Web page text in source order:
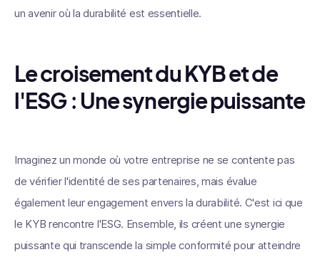
un avenir où la durabilité est essentielle.
Le croisement du KYB et de
l'ESG : Une synergie puissante
Imaginez un monde où votre entreprise ne se contente pas
de vérifier l'identité de ses partenaires, mais évalue
également leur engagement envers la durabilité. C'est ici que
le KYB rencontre l'ESG. Ensemble, ils créent une synergie
puissante qui transcende la simple conformité pour atteindre